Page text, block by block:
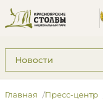
Подразделы: Пресс-
Главная Пресс-центр